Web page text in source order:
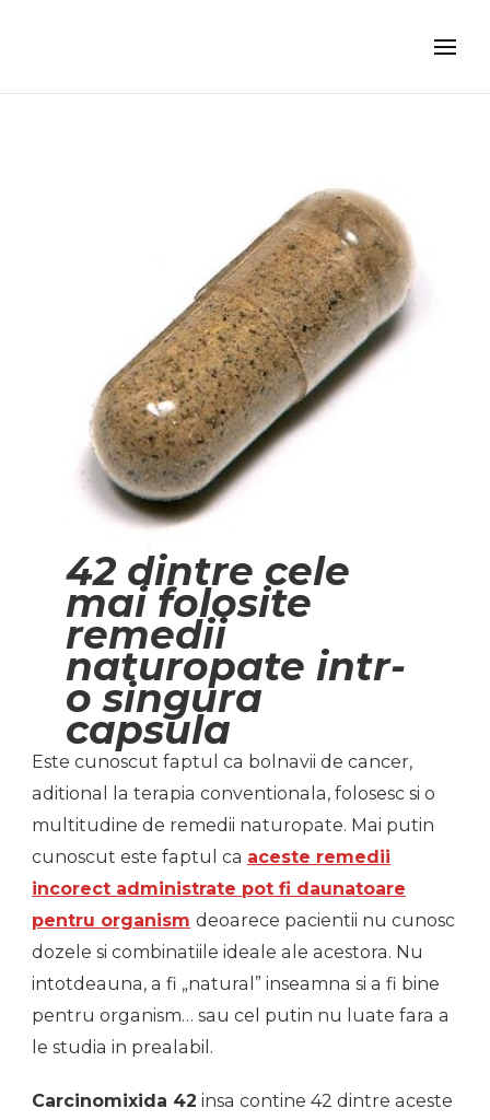
42 dintre cele
mai folosite
remedii
naturopate intr-
o singura
capsula
Este cunoscut faptul ca bolnavii de cancer,
aditional la terapia conventionala, folosesc si o
multitudine de remedii naturopate. Mai putin
cunoscut este faptul ca aceste remedii
incorect administrate pot fi daunatoare
pentru organism deoarece pacientii nu cunosc
dozele si combinatiile ideale ale acestora. Nu
intotdeauna, a fi „natural” inseamna si a fi bine
pentru organism… sau cel putin nu luate fara a
le studia in prealabil.
Carcinomixida 42 insa contine 42 dintre aceste